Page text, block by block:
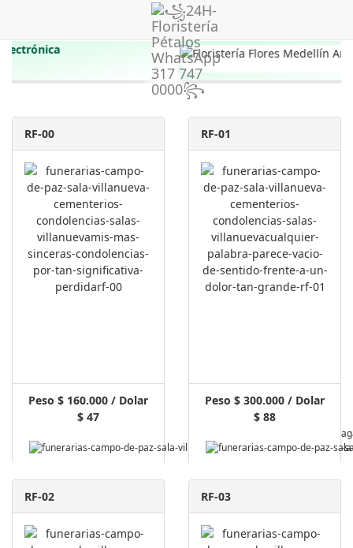
RF-00
Peso $ 160.000 / Dolar
$ 47
RF-01
Peso $ 300.000 / Dolar
$ 88
RF-02 RF-03